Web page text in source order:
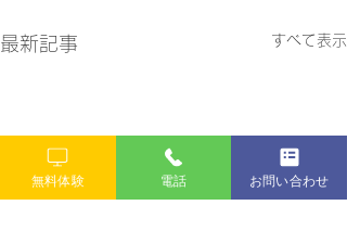
最新記事 すべて表示
無料体験 電話 お問い合わせ